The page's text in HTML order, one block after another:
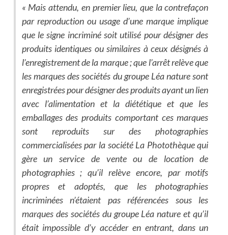
« Mais attendu, en premier lieu, que la contrefaçon
par reproduction ou usage d’une marque implique
que le signe incriminé soit utilisé pour désigner des
produits identiques ou similaires à ceux désignés à
l’enregistrement de la marque ; que l’arrêt relève que
les marques des sociétés du groupe Léa nature sont
enregistrées pour désigner des produits ayant un lien
avec l’alimentation et la diététique et que les
emballages des produits comportant ces marques
sont reproduits sur des photographies
commercialisées par la société La Photothèque qui
gère un service de vente ou de location de
photographies ; qu’il relève encore, par motifs
propres et adoptés, que les photographies
incriminées n’étaient pas référencées sous les
marques des sociétés du groupe Léa nature et qu’il
était impossible d’y accéder en entrant, dans un